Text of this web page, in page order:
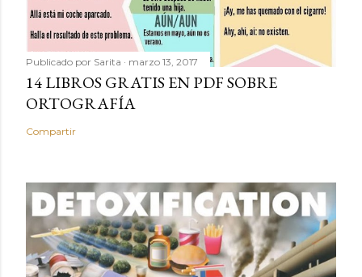
Publicado por Sarita marzo 13, 2017
14 LIBROS GRATIS EN PDF SOBRE
ORTOGRAFÍA
Compartir